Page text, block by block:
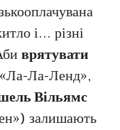
і… різні
врятувати
Ла-Ленд»,
Вільямс
залишають